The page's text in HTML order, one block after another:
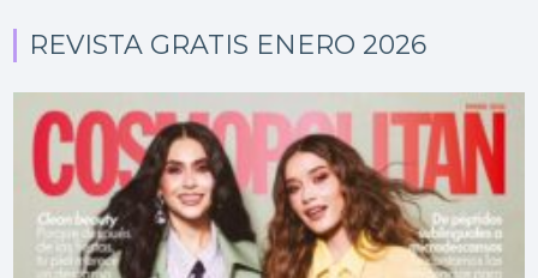
REVISTA GRATIS ENERO 2026